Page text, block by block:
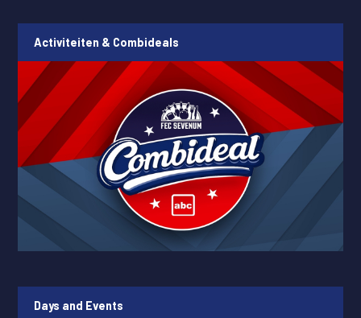
Activiteiten & Combideals
Days and Events